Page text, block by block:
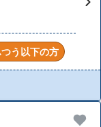
う以下の方